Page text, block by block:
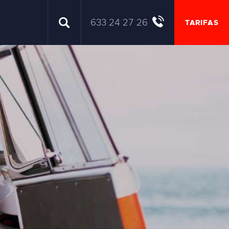
633 24 27 26 TARIFAS